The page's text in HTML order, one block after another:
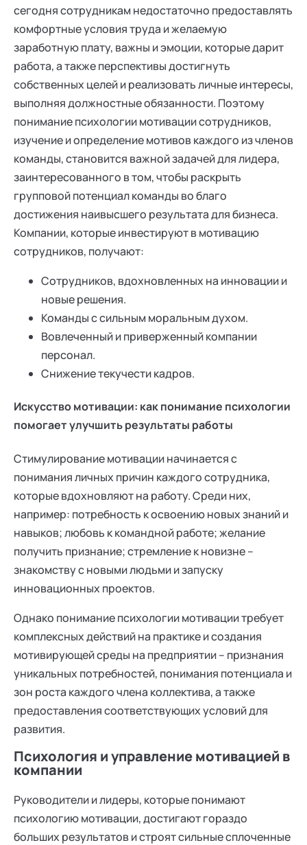
сегодня сотрудникам недостаточно предоставлять
комфортные условия труда и желаемую
заработную плату, важны и эмоции, которые дарит
работа, а также перспективы достигнуть
собственных целей и реализовать личные интересы,
выполняя должностные обязанности. Поэтому
понимание психологии мотивации сотрудников,
изучение и определение мотивов каждого из членов
команды, становится важной задачей для лидера,
заинтересованного в том, чтобы раскрыть
групповой потенциал команды во благо
достижения наивысшего результата для бизнеса.
Компании, которые инвестируют в мотивацию
сотрудников, получают:
Сотрудников, вдохновленных на инновации и
новые решения.
Команды с сильным моральным духом.
Вовлеченный и приверженный компании
персонал.
Снижение текучести кадров.
Искусство мотивации: как понимание психологии
помогает улучшить результаты работы
Стимулирование мотивации начинается с
понимания личных причин каждого сотрудника,
которые вдохновляют на работу. Среди них,
например: потребность к освоению новых знаний и
навыков; любовь к командной работе; желание
получить признание; стремление к новизне –
знакомству с новыми людьми и запуску
инновационных проектов.
Однако понимание психологии мотивации требует
комплексных действий на практике и создания
мотивирующей среды на предприятии – признания
уникальных потребностей, понимания потенциала и
зон роста каждого члена коллектива, а также
предоставления соответствующих условий для
развития.
Психология и управление мотивацией в
компании
Руководители и лидеры, которые понимают
психологию мотивации, достигают гораздо
больших результатов и строят сильные сплоченные